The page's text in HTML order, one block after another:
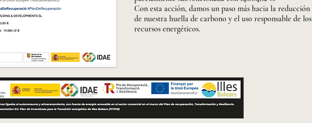
Con esta acción, damos un paso más hacia la reducción
de nuestra huella de carbono y el uso responsable de los
recursos energéticos.